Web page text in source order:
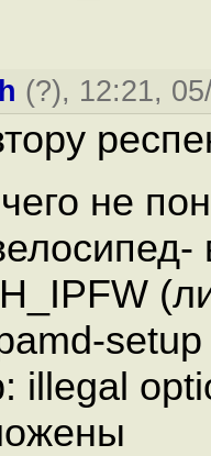
(?), 12:21,
не
setup
illegal